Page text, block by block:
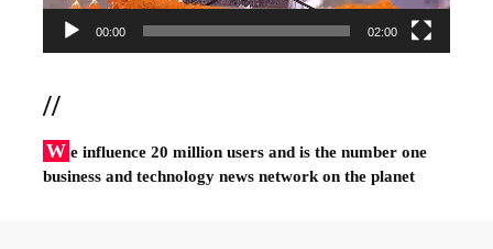
00:00 02:00
//
W e influence 20 million users and is the number one
business and technology news network on the planet